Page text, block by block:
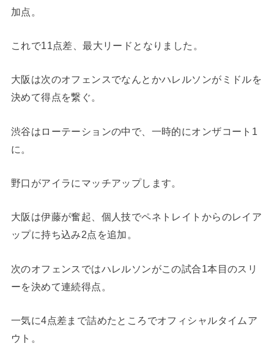
加点。
これで11点差、最大リードとなりました。
大阪は次のオフェンスでなんとかハレルソンがミドルを
決めて得点を繋ぐ。
渋谷はローテーションの中で、一時的にオンザコート1
に。
野口がアイラにマッチアップします。
大阪は伊藤が奮起、個人技でペネトレイトからのレイア
ップに持ち込み2点を追加。
次のオフェンスではハレルソンがこの試合1本目のスリ
ーを決めて連続得点。
一気に4点差まで詰めたところでオフィシャルタイムア
ウト。